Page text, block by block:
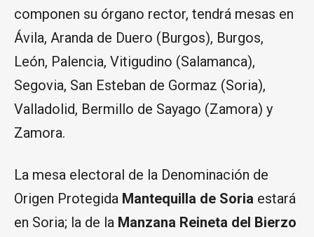
componen su órgano rector, tendrá mesas en
Ávila, Aranda de Duero (Burgos), Burgos,
León, Palencia, Vitigudino (Salamanca),
Segovia, San Esteban de Gormaz (Soria),
Valladolid, Bermillo de Sayago (Zamora) y
Zamora.
La mesa electoral de la Denominación de
Origen Protegida Mantequilla de Soria estará
en Soria; la de la Manzana Reineta del Bierzo